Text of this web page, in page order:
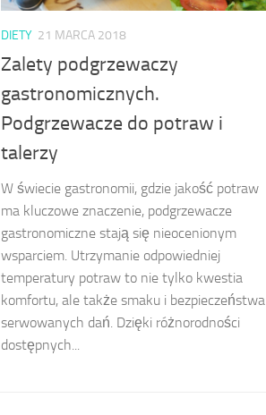
DIETY 21 MARCA 2018
Zalety podgrzewaczy
gastronomicznych.
Podgrzewacze do potraw i
talerzy
W świecie gastronomii, gdzie jakość potraw
ma kluczowe znaczenie, podgrzewacze
gastronomiczne stają się nieocenionym
wsparciem. Utrzymanie odpowiedniej
temperatury potraw to nie tylko kwestia
komfortu, ale także smaku i bezpieczeństwa
serwowanych dań. Dzięki różnorodności
dostępnych...